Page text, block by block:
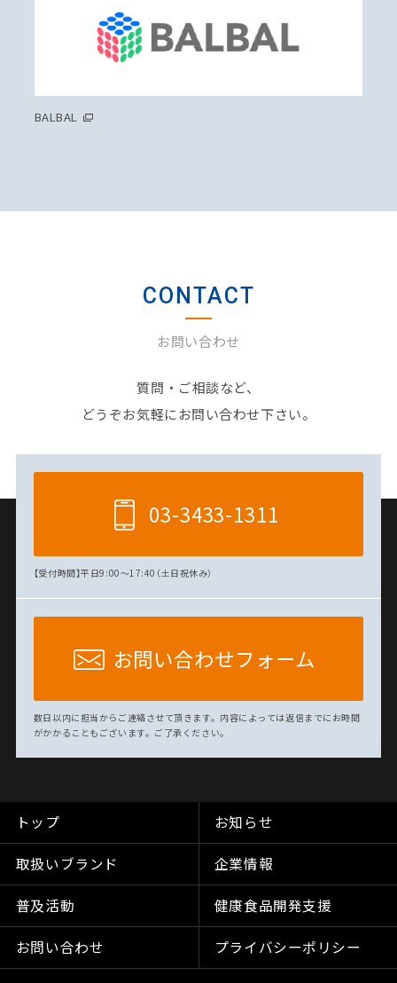
BALBAL
CONTACT
お問い合わせ
質問・ご相談など、
どうぞお気軽にお問い合わせ下さい。
03-3433-1311
【受付時間】平日9:00～17:40（土日祝休み）
お問い合わせフォーム
数日以内に担当からご連絡させて頂きます。内容によっては返信までにお時間
がかかることもございます。ご了承ください。
トップ お知らせ
取扱いブランド 企業情報
普及活動 健康食品開発支援
お問い合わせ プライバシーポリシー